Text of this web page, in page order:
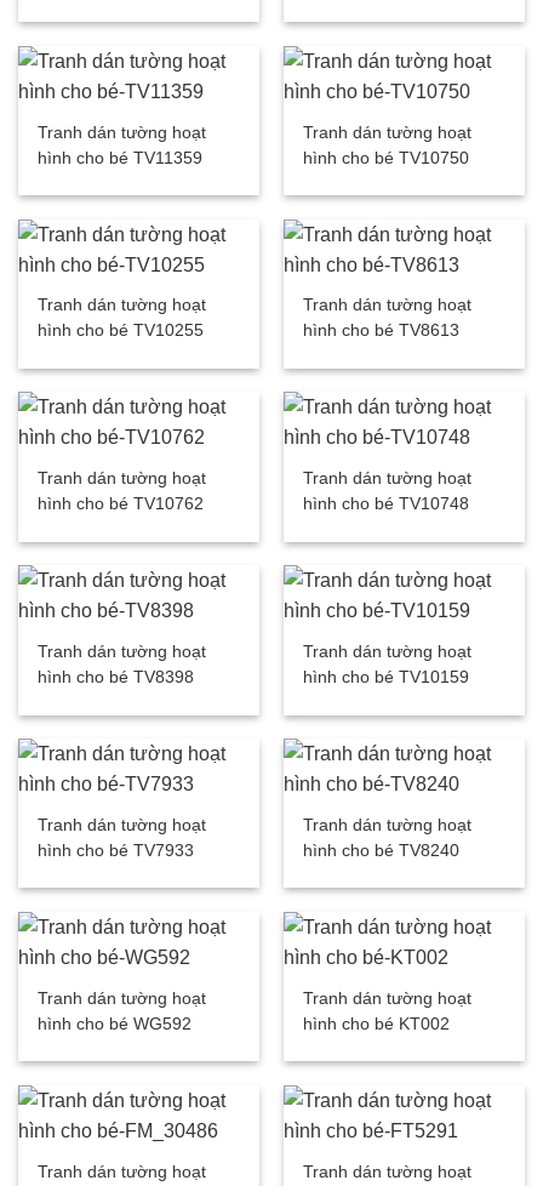
Tranh dán tường hoạt
hình cho bé TV11359
Tranh dán tường hoạt
hình cho bé TV10750
Tranh dán tường hoạt
hình cho bé TV10255
Tranh dán tường hoạt
hình cho bé TV8613
Tranh dán tường hoạt
hình cho bé TV10762
Tranh dán tường hoạt
hình cho bé TV10748
Tranh dán tường hoạt
hình cho bé TV8398
Tranh dán tường hoạt
hình cho bé TV10159
Tranh dán tường hoạt
hình cho bé TV7933
Tranh dán tường hoạt
hình cho bé TV8240
Tranh dán tường hoạt
hình cho bé WG592
Tranh dán tường hoạt
hình cho bé KT002
Tranh dán tường hoạt
Tranh dán tường hoạt